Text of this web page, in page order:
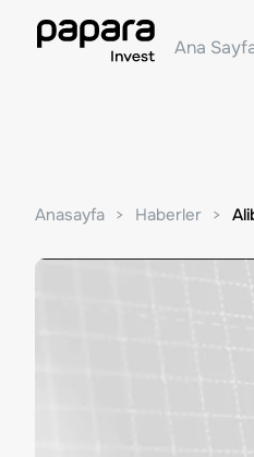
Ana
Anasayfa Haberler